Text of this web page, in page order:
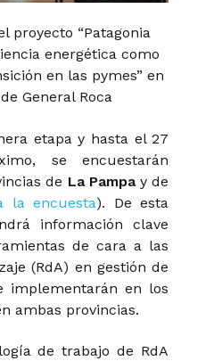
proyecto “Patagonia
energética como
en las pymes” en
General Roca
etapa y hasta el 27
se encuestarán
de La Pampay de
la encuesta). De esta
información clave
de cara a las
(RdA) en gestión de
implementarán en los
ambas provincias.
de trabajo de RdA